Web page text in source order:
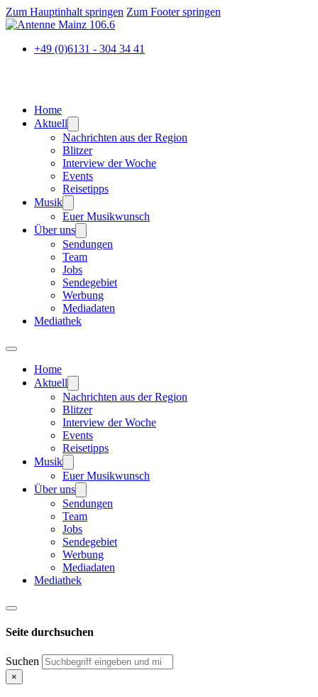
Zum Hauptinhalt springen Zum Footer springen
+49 (0)6131 - 304 34 41
Home
Aktuell
Nachrichten aus der Region
Blitzer
Interview der Woche
Events
Reisetipps
Musik
Euer Musikwunsch
Über uns
Sendungen
Team
Jobs
Sendegebiet
Werbung
Mediadaten
Mediathek
Home
Aktuell
Nachrichten aus der Region
Blitzer
Interview der Woche
Events
Reisetipps
Musik
Euer Musikwunsch
Über uns
Sendungen
Team
Jobs
Sendegebiet
Werbung
Mediadaten
Mediathek
Seite durchsuchen
Suchen
×